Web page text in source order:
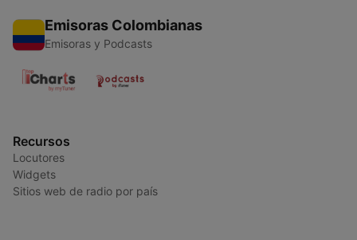
Emisoras Colombianas
Emisoras y Podcasts
Recursos
Locutores
Widgets
Sitios web de radio por país